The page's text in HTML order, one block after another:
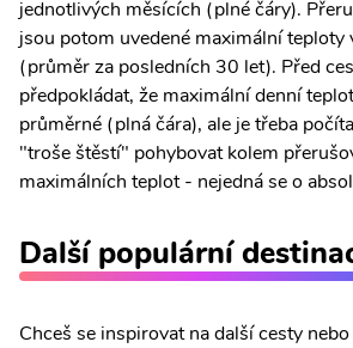
jednotlivých měsících (plné čáry).
jsou potom uvedené maximální teploty
(průměr za posledních 30 let). Před
předpokládat, že maximální denní
průměrné (plná čára), ale je třeba
"troše štěstí" pohybovat kolem
maximálních teplot - nejedná se o
Další populární
Chceš se inspirovat na další cesty